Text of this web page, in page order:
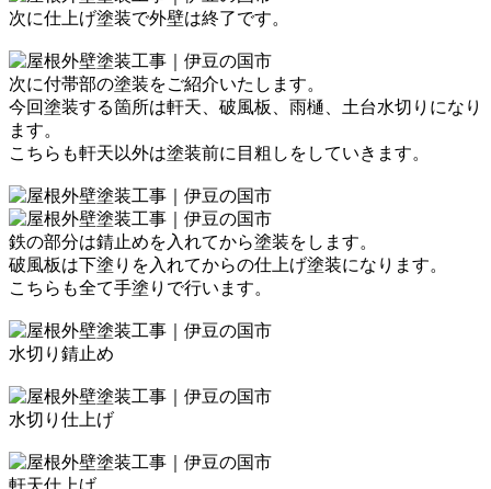
次に仕上げ塗装で外壁は終了です。
次に付帯部の塗装をご紹介いたします。
今回塗装する箇所は軒天、破風板、雨樋、土台水切りになり
ます。
こちらも軒天以外は塗装前に目粗しをしていきます。
鉄の部分は錆止めを入れてから塗装をします。
破風板は下塗りを入れてからの仕上げ塗装になります。
こちらも全て手塗りで行います。
水切り錆止め
水切り仕上げ
軒天仕上げ